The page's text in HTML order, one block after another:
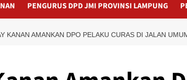
PENGURUS DPD JMI PROVINSI LAMPUNG
KANAN AMANKAN DPO PELAKU CURAS DI JALAN